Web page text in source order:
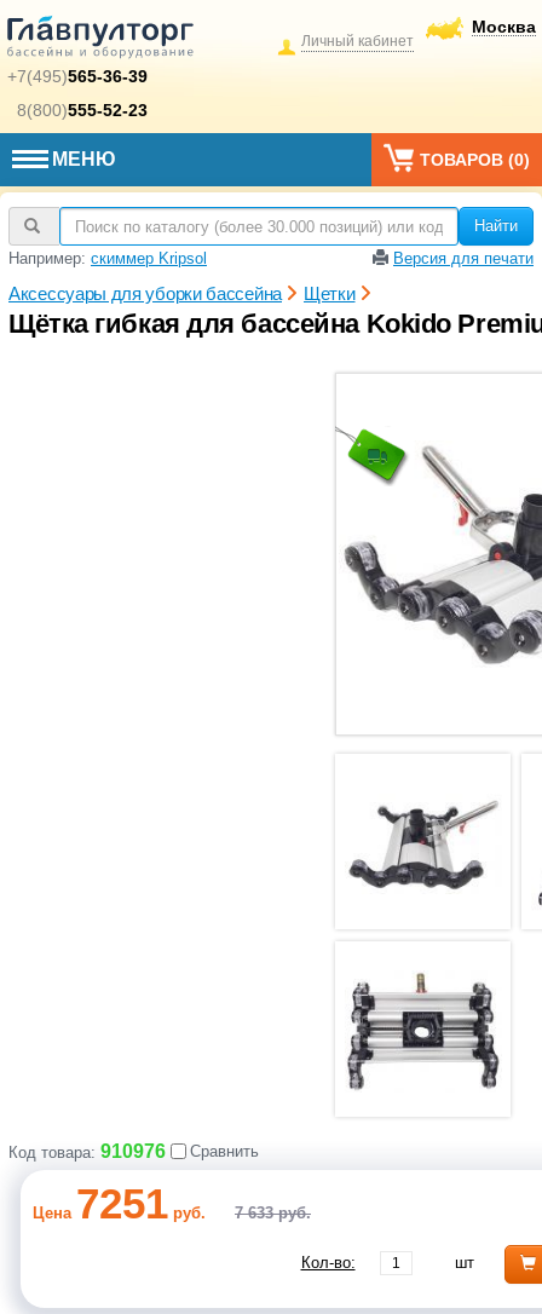
+7(495)565-36-39
8(800)555-52-23
Москва
Личный кабинет
МЕНЮ ТОВАРОВ (0)
Найти
Например: скиммер Kripsol Версия для печати
Аксессуары для уборки бассейна Щетки
Щётка гибкая для бассейна Kokido
Код товара: 910976 Сравнить
Цена 7251 руб. 7 633 руб.
Кол-во: шт